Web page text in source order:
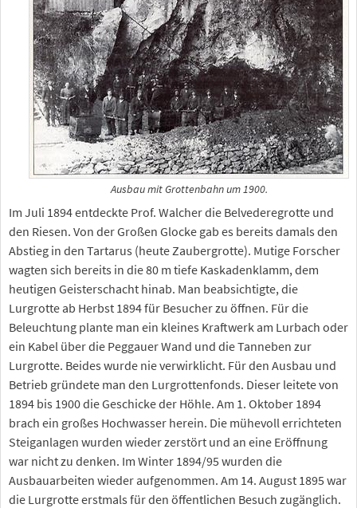
Ausbau mit Grottenbahn um 1900.
Im Juli 1894 entdeckte Prof. Walcher die Belvederegrotte und
den Riesen. Von der Großen Glocke gab es bereits damals den
Abstieg in den Tartarus (heute Zaubergrotte). Mutige Forscher
wagten sich bereits in die 80 m tiefe Kaskadenklamm, dem
heutigen Geisterschacht hinab. Man beabsichtigte, die
Lurgrotte ab Herbst 1894 für Besucher zu öffnen. Für die
Beleuchtung plante man ein kleines Kraftwerk am Lurbach oder
ein Kabel über die Peggauer Wand und die Tanneben zur
Lurgrotte. Beides wurde nie verwirklicht. Für den Ausbau und
Betrieb gründete man den Lurgrottenfonds. Dieser leitete von
1894 bis 1900 die Geschicke der Höhle. Am 1. Oktober 1894
brach ein großes Hochwasser herein. Die mühevoll errichteten
Steiganlagen wurden wieder zerstört und an eine Eröffnung
war nicht zu denken. Im Winter 1894/95 wurden die
Ausbauarbeiten wieder aufgenommen. Am 14. August 1895 war
die Lurgrotte erstmals für den öffentlichen Besuch zugänglich.